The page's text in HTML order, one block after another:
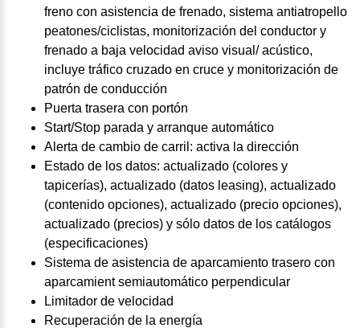
freno con asistencia de frenado, sistema antiatropello
peatones/ciclistas, monitorización del conductor y
frenado a baja velocidad aviso visual/ acústico,
incluye tráfico cruzado en cruce y monitorización de
patrón de conducción
Puerta trasera con portón
Start/Stop parada y arranque automático
Alerta de cambio de carril: activa la dirección
Estado de los datos: actualizado (colores y
tapicerías), actualizado (datos leasing), actualizado
(contenido opciones), actualizado (precio opciones),
actualizado (precios) y sólo datos de los catálogos
(especificaciones)
Sistema de asistencia de aparcamiento trasero con
aparcamient semiautomático perpendicular
Limitador de velocidad
Recuperación de la energía